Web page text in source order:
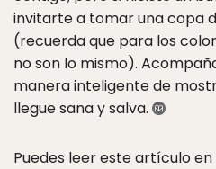
invitarte a tomar una copa
(recuerda que para los
no son lo mismo).
manera inteligente de
llegue sana y salva.
Puedes leer este artículo en